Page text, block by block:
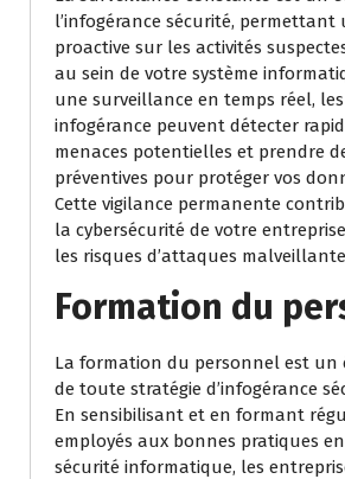
l’infogérance sécurité, permettant
proactive sur les activités
au sein de votre système
une surveillance en temps réel,
infogérance peuvent détecter
menaces potentielles et prendre
préventives pour protéger vos
Cette vigilance permanente
la cybersécurité de votre
les risques d’attaques
Formation du
La formation du personnel est un
de toute stratégie d’infogérance
En sensibilisant et en formant
employés aux bonnes pratiques
sécurité informatique, les